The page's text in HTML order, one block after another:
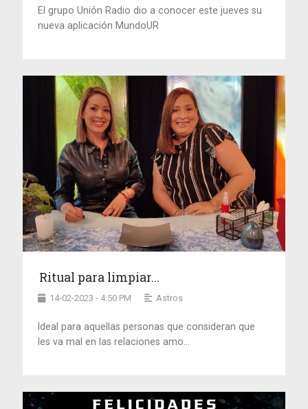
El grupo Unión Radio dio a conocer este jueves su
nueva aplicación MundoUR
Ritual para limpiar...
14-02-2023 - 4:50 PM Astros
Ideal para aquellas personas que consideran que
les va mal en las relaciones amo...